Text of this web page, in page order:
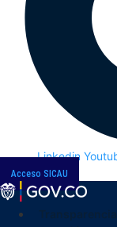
Linkedin
Acceso SICAU